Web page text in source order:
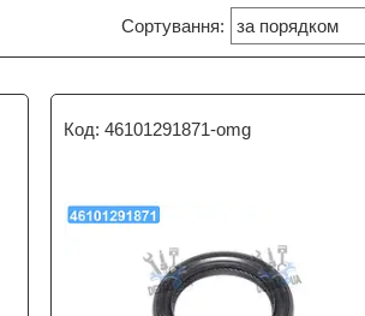
46101291871-omg